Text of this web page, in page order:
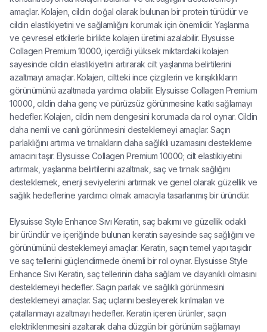
amaçlar. Kolajen, cildin doğal olarak bulunan bir protein türüdür ve
cildin elastikiyetini ve sağlamlığını korumak için önemlidir. Yaşlanma
ve çevresel etkilerle birlikte kolajen üretimi azalabilir. Elysuisse
Collagen Premium 10000, içerdiği yüksek miktardaki kolajen
sayesinde cildin elastikiyetini artırarak cilt yaşlanma belirtilerini
azaltmayı amaçlar. Kolajen, ciltteki ince çizgilerin ve kırışıklıkların
görünümünü azaltmada yardımcı olabilir. Elysuisse Collagen Premium
10000, cildin daha genç ve pürüzsüz görünmesine katkı sağlamayı
hedefler. Kolajen, cildin nem dengesini korumada da rol oynar. Cildin
daha nemli ve canlı görünmesini desteklemeyi amaçlar. Saçın
parlaklığını artırma ve tırnakların daha sağlıklı uzamasını destekleme
amacını taşır. Elysuisse Collagen Premium 10000; cilt elastikiyetini
artırmak, yaşlanma belirtilerini azaltmak, saç ve tırnak sağlığını
desteklemek, enerji seviyelerini artırmak ve genel olarak güzellik ve
sağlık hedeflerine yardımcı olmak amacıyla tasarlanmış bir üründür.
Elysuisse Style Enhance Sıvı Keratin, saç bakımı ve güzellik odaklı
bir üründür ve içeriğinde bulunan keratin sayesinde saç sağlığını ve
görünümünü desteklemeyi amaçlar. Keratin, saçın temel yapı taşıdır
ve saç tellerini güçlendirmede önemli bir rol oynar. Elysuisse Style
Enhance Sıvı Keratin, saç tellerinin daha sağlam ve dayanıklı olmasını
desteklemeyi hedefler. Saçın parlak ve sağlıklı görünmesini
desteklemeyi amaçlar. Saç uçlarını besleyerek kırılmaları ve
çatallanmayı azaltmayı hedefler. Keratin içeren ürünler, saçın
elektriklenmesini azaltarak daha düzgün bir görünüm sağlamayı